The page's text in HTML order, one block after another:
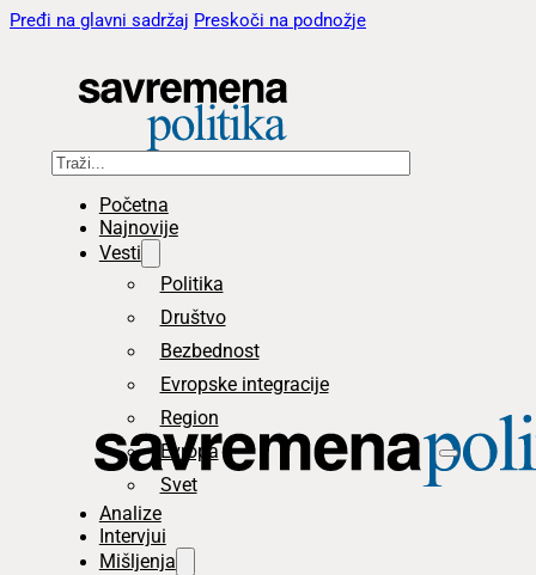
Pređi na glavni sadržaj Preskoči na podnožje
Pretraga
Početna
Najnovije
Vesti
Politika
Društvo
Bezbednost
Evropske integracije
Region
Evropa
Svet
Analize
Intervjui
Mišljenja